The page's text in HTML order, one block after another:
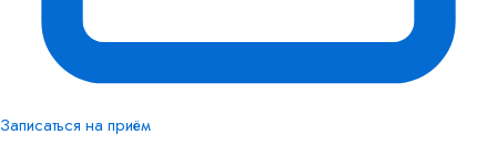
Записаться на приём